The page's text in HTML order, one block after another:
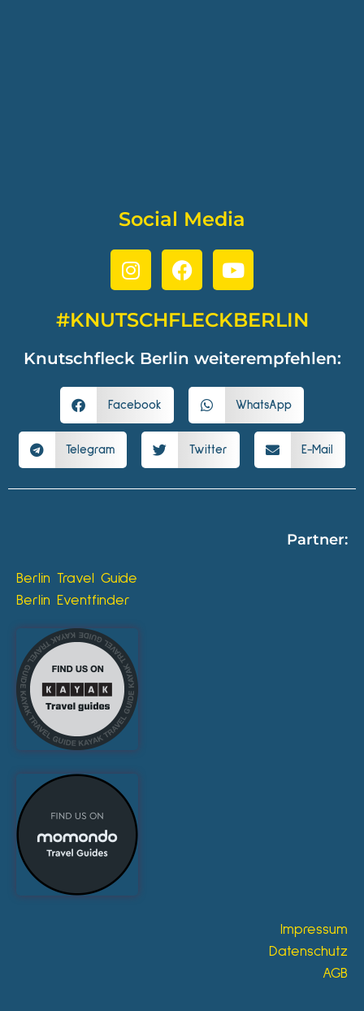
Social Media
#KNUTSCHFLECKBERLIN
Knutschfleck Berlin weiterempfehlen:
Facebook WhatsApp
Telegram Twitter E-Mail
Partner:
Berlin Travel Guide
Berlin Eventfinder
Impressum
Datenschutz
AGB